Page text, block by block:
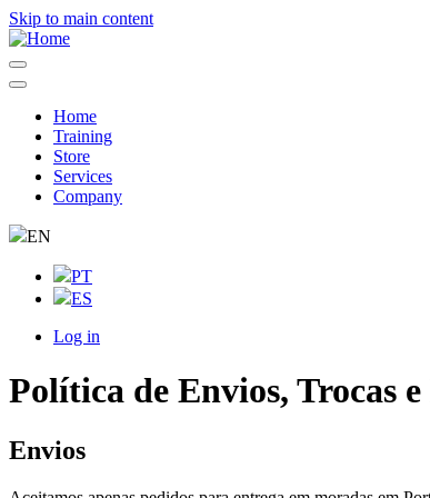
Skip to main content
Navegação
principal
Home
Training
Store
Services
Company
EN
PT
ES
account
menu
Log in
Política de Envios, Trocas e
Envios